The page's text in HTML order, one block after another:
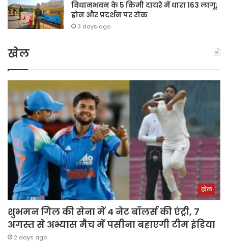
विधानभवन के 5 किमी दायरे में धारा 163 लागू;
ड्रोन और प्रदर्शन पर रोक
3 days ago
खेल
खेल
शुभमन गिल की सेना में 4 नेट बॉलर्स की एंट्री, 7
अगस्त से अभ्यास मैच में पसीना बहाएगी टीम इंडिया
2 days ago